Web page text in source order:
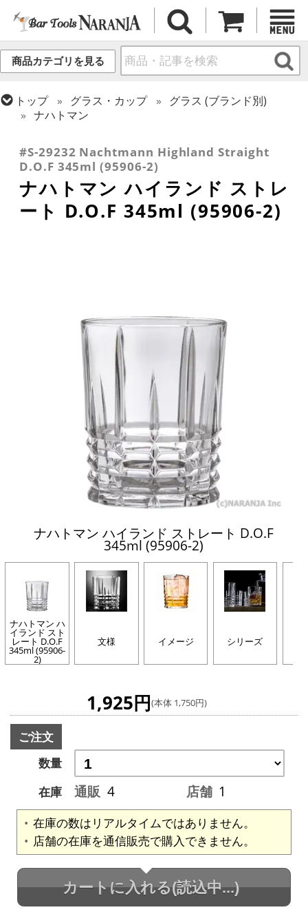
商品カテゴリを見る
トップ グラス・カップ
グラス (ブランド別)
ナハトマン
ロックグラス
#S-29232 Nachtmann Highland Straight
D.O.F 345ml (95906-2)
ナハトマン ハイランド ストレ
ート D.O.F 345ml (95906-2)
ナハトマン ハイランド ストレート D.O.F
345ml (95906-2)
ナハトマン ハ
イランド スト
レート D.O.F
345ml (95906-
2)
文様 イメージ シリーズ
1,925円(本体 1,750円)
ご注文
数量
在庫
通販 4 店舗 1
在庫の数はリアルタイムではありません。
店舗の在庫を通信販売で購入できません。
カートに入れる(読込中...)